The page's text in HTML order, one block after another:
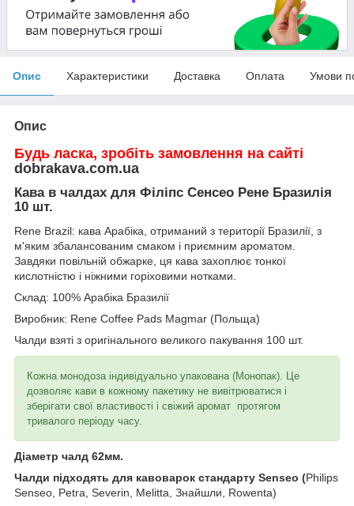
Опис Характеристики Доставка Оплата Умови
Опис
Будь ласка, зробіть замовлення на сайті
dobrakava.com.ua
Кава в чалдах для Філіпс Сенсео Рене Бразилія
10 шт.
Rene Brazil: кава Арабіка, отриманий з території Бразилії, з
м'яким збалансованим смаком і приємним ароматом.
Завдяки повільній обжарке, ця кава захоплює тонкої
кислотністю і ніжними горіховими нотками.
Склад: 100% Арабіка Бразилії
Виробник: Rene Coffee Pads Magmar (Польща)
Чалди взяті з оригінального великого пакування 100 шт.
Кожна монодоза індивідуально упакована (Монопак). Це
дозволяє кави в кожному пакетику не вивітрюватися і
зберігати свої властивості і свіжий аромат протягом
тривалого періоду часу.
Діаметр чалд 62мм.
Чалди підходять для кавоварок стандарту Senseo (Philips
Senseo, Petra, Severin, Melitta, Знайшли, Rowenta)